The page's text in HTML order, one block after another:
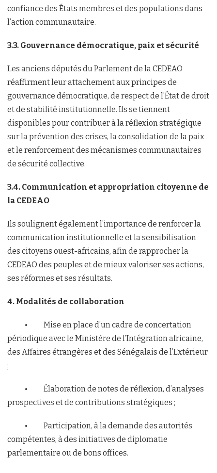
confiance des États membres et des populations dans
l’action communautaire.
3.3. Gouvernance démocratique, paix et sécurité
Les anciens députés du Parlement de la CEDEAO
réaffirment leur attachement aux principes de
gouvernance démocratique, de respect de l’État de droit
et de stabilité institutionnelle. Ils se tiennent
disponibles pour contribuer à la réflexion stratégique
sur la prévention des crises, la consolidation de la paix
et le renforcement des mécanismes communautaires
de sécurité collective.
3.4. Communication et appropriation citoyenne de
la CEDEAO
Ils soulignent également l’importance de renforcer la
communication institutionnelle et la sensibilisation
des citoyens ouest-africains, afin de rapprocher la
CEDEAO des peuples et de mieux valoriser ses actions,
ses réformes et ses résultats.
4. Modalités de collaboration
• Mise en place d’un cadre de concertation
périodique avec le Ministère de l’Intégration africaine,
des Affaires étrangères et des Sénégalais de l’Extérieur
;
• Élaboration de notes de réflexion, d’analyses
prospectives et de contributions stratégiques ;
• Participation, à la demande des autorités
compétentes, à des initiatives de diplomatie
parlementaire ou de bons offices.